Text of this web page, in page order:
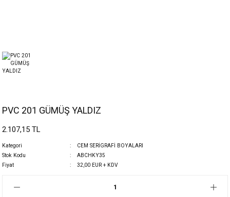
PVC 201 GÜMÜŞ YALDIZ
2.107,15 TL
Kategori
CEM SERİGRAFİ BOYALARI
Stok Kodu
ABCHKY35
Fiyat
32,00 EUR + KDV